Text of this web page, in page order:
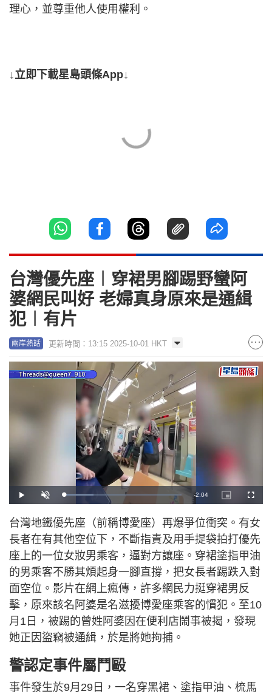
理心，並尊重他人使用權利。
↓立即下載星島頭條App↓
台灣優先座︱穿裙男腳踢野蠻阿
婆網民叫好 老婦真身原來是通緝
犯︱有片
兩岸熱話 更新時間：13:15 2025-10-01 HKT
P
l
y
U
n
u
t
e
L
o
e
d
:
2
5
.
3
%
R
n
i
n
-2:04
P
i
u
r
e
-
i
n
-
i
c
u
r
e
F
u
s
c
r
e
e
n
台灣地鐵優先座（前稱博愛座）再爆爭位衝突。有女
長者在有其他空位下，不斷指責及用手提袋拍打優先
座上的一位女妝男乘客，逼對方讓座。穿裙塗指甲油
的男乘客不勝其煩起身一腳直撐，把女長者踢跌入對
面空位。影片在網上瘋傳，許多網民力挺穿裙男反
擊，原來該名阿婆是名滋擾博愛座乘客的慣犯。至10
月1日，被踢的曾姓阿婆因在便利店鬧事被揭，發現
她正因盜竊被通緝，於是將她拘捕。
警認定事件屬鬥毆
事件發生於9月29日，一名穿黑裙、塗指甲油、梳馬